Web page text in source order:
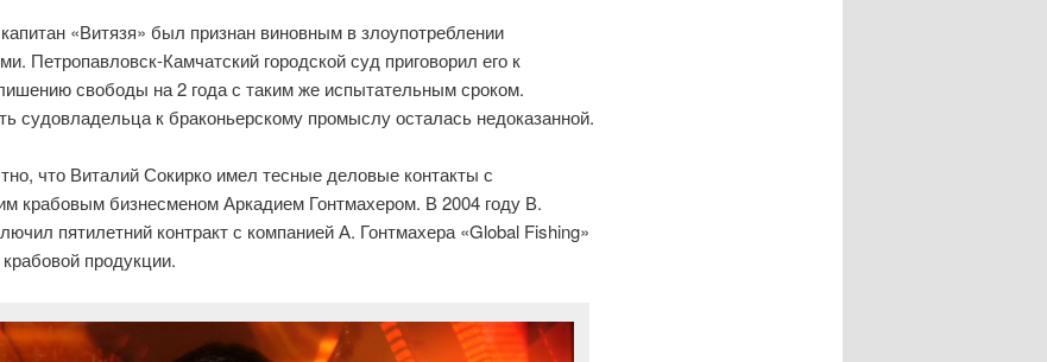
«Витязя» был признан виновным в злоупотреблении
Петропавловск-Камчатский городской суд приговорил его к
свободы на 2 года с таким же испытательным сроком.
судовладельца к браконьерскому промыслу осталась недоказанной.
что Виталий Сокирко имел тесные деловые контакты с
крабовым бизнесменом Аркадием Гонтмахером. В 2004 году В.
пятилетний контракт с компанией А. Гонтмахера «Global Fishing»
продукции.